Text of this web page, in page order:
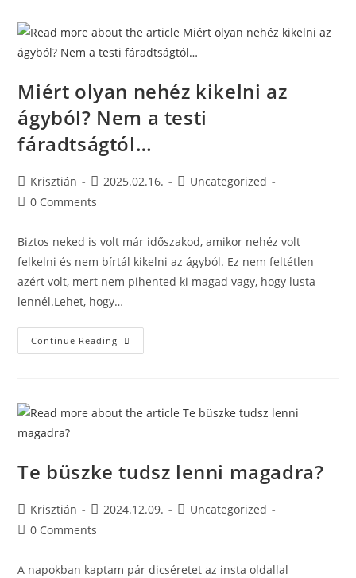
Miért olyan nehéz kikelni az
ágyból? Nem a testi
fáradtságtól…
Krisztián 2025.02.16.
Uncategorized
0 Comments
Biztos neked is volt már időszakod, amikor nehéz volt
felkelni és nem bírtál kikelni az ágyból. Ez nem feltétlen
azért volt, mert nem pihented ki magad vagy, hogy lusta
lennél.Lehet, hogy…
Continue Reading
Te büszke tudsz lenni magadra?
Krisztián 2024.12.09.
Uncategorized
0 Comments
A napokban kaptam pár dicséretet az insta oldallal